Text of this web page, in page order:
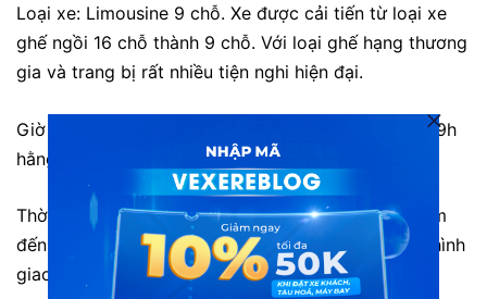
Loại xe: Limousine 9 chỗ. Xe được cải tiến từ loại xe
ghế ngồi 16 chỗ thành 9 chỗ. Với loại ghế hạng thương
gia và trang bị rất nhiều tiện nghi hiện đại.
Giờ xuất phát: 6h30, 7h30, 9h, 12h30, 15h, 17h và 19h
hằng ngày.
Thời gian di chuyển: Khoảng 4h đến 5h tùy địa điểm
đến. Tuy nhiên thời gian có thể chênh lệch do tình hình
giao thông.